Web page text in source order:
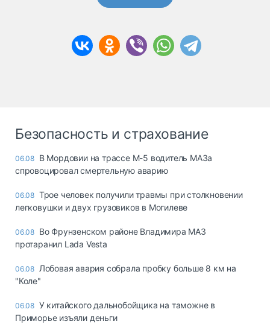
Безопасность и страхование
06.08 В Мордовии на трассе М-5 водитель МАЗа
спровоцировал смертельную аварию
06.08 Трое человек получили травмы при столкновении
легковушки и двух грузовиков в Могилеве
06.08 Во Фрунзенском районе Владимира МАЗ
протаранил Lada Vesta
06.08 Лобовая авария собрала пробку больше 8 км на
"Коле"
06.08 У китайского дальнобойщика на таможне в
Приморье изъяли деньги